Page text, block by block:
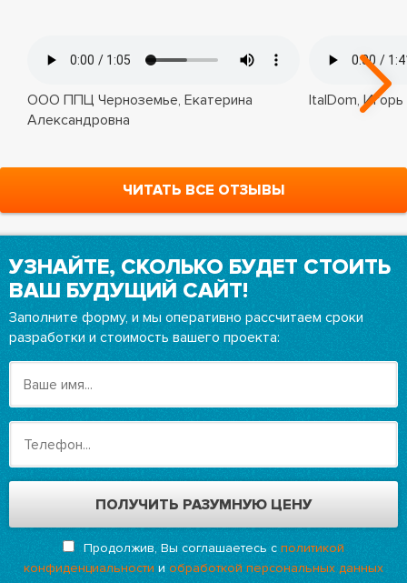
ООО ППЦ Черноземье, Екатерина
Александровна
ItalDom, Игорь
ЧИТАТЬ ВСЕ ОТЗЫВЫ
УЗНАЙТЕ, СКОЛЬКО БУДЕТ СТОИТЬ
ВАШ БУДУЩИЙ САЙТ!
Заполните форму, и мы оперативно рассчитаем сроки
разработки и стоимость вашего проекта:
Продолжив, Вы соглашаетесь с политикой
конфиденциальности и обработкой персональных данных